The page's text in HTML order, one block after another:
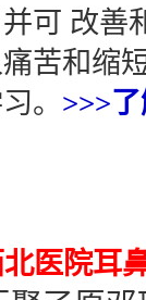
可 改善
苦和缩
。 >>>
医院耳